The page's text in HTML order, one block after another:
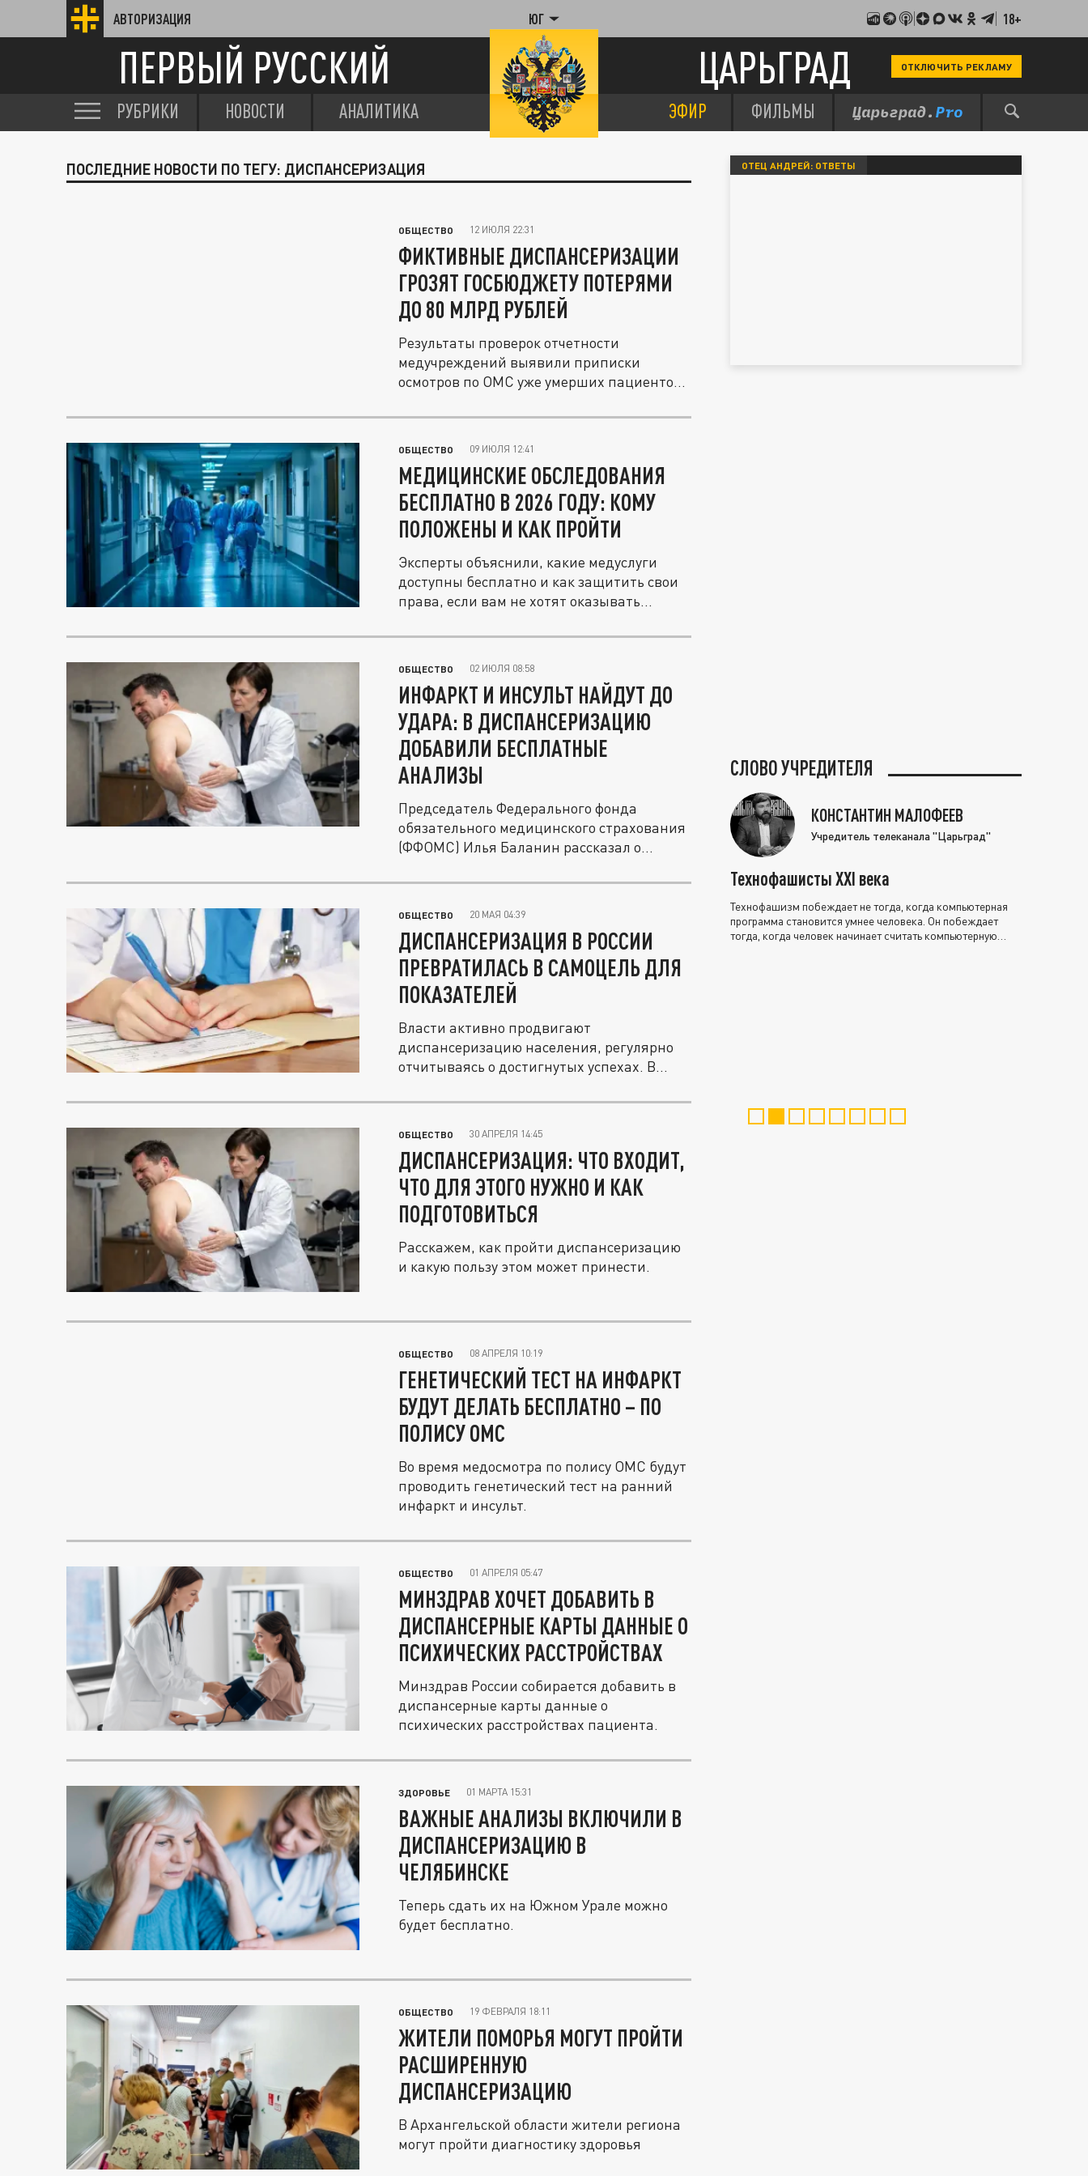
АВТОРИЗАЦИЯ ЮГ 18+
ПЕРВЫЙ РУССКИЙ ЦАРЬГРАД ОТКЛЮЧИТЬ РЕКЛАМУ
РУБРИКИ НОВОСТИ АНАЛИТИКА ЭФИР ФИЛЬМЫ
ПОСЛЕДНИЕ НОВОСТИ ПО ТЕГУ: ДИСПАНСЕРИЗАЦИЯ
ОБЩЕСТВО 12 ИЮЛЯ 22:31
ФИКТИВНЫЕ ДИСПАНСЕРИЗАЦИИ
ГРОЗЯТ ГОСБЮДЖЕТУ ПОТЕРЯМИ
ДО 80 МЛРД РУБЛЕЙ
Результаты проверок отчетности
медучреждений выявили приписки
осмотров по ОМС уже умерших пациентов
ОБЩЕСТВО 09 ИЮЛЯ 12:41
МЕДИЦИНСКИЕ ОБСЛЕДОВАНИЯ
БЕСПЛАТНО В 2026 ГОДУ: КОМУ
ПОЛОЖЕНЫ И КАК ПРОЙТИ
Эксперты объяснили, какие медуслуги
доступны бесплатно и как защитить свои
права, если вам не хотят оказывать...
ОБЩЕСТВО 02 ИЮЛЯ 08:58
ИНФАРКТ И ИНСУЛЬТ НАЙДУТ ДО
УДАРА: В ДИСПАНСЕРИЗАЦИЮ
ДОБАВИЛИ БЕСПЛАТНЫЕ
АНАЛИЗЫ
Председатель Федерального фонда
обязательного медицинского страхования
(ФФОМС) Илья Баланин рассказал о
ОБЩЕСТВО 20 МАЯ 04:39
ДИСПАНСЕРИЗАЦИЯ В РОССИИ
ПРЕВРАТИЛАСЬ В САМОЦЕЛЬ ДЛЯ
ПОКАЗАТЕЛЕЙ
Власти активно продвигают
диспансеризацию населения, регулярно
отчитываясь о достигнутых успехах. В
ОБЩЕСТВО 30 АПРЕЛЯ 14:45
ДИСПАНСЕРИЗАЦИЯ: ЧТО ВХОДИТ,
ЧТО ДЛЯ ЭТОГО НУЖНО И КАК
ПОДГОТОВИТЬСЯ
Расскажем, как пройти диспансеризацию
и какую пользу этом может принести.
ОБЩЕСТВО 08 АПРЕЛЯ 10:19
ГЕНЕТИЧЕСКИЙ ТЕСТ НА ИНФАРКТ
БУДУТ ДЕЛАТЬ БЕСПЛАТНО – ПО
ПОЛИСУ ОМС
Во время медосмотра по полису ОМС будут
проводить генетический тест на ранний
инфаркт и инсульт.
ОБЩЕСТВО 01 АПРЕЛЯ 05:47
МИНЗДРАВ ХОЧЕТ ДОБАВИТЬ В
ДИСПАНСЕРНЫЕ КАРТЫ ДАННЫЕ О
ПСИХИЧЕСКИХ РАССТРОЙСТВАХ
Минздрав России собирается добавить в
диспансерные карты данные о
психических расстройствах пациента.
ЗДОРОВЬЕ 01 МАРТА 15:31
ВАЖНЫЕ АНАЛИЗЫ ВКЛЮЧИЛИ В
ДИСПАНСЕРИЗАЦИЮ В
ЧЕЛЯБИНСКЕ
Теперь сдать их на Южном Урале можно
будет бесплатно.
ОБЩЕСТВО 19 ФЕВРАЛЯ 18:11
ЖИТЕЛИ ПОМОРЬЯ МОГУТ ПРОЙТИ
РАСШИРЕННУЮ
ДИСПАНСЕРИЗАЦИЮ
В Архангельской области жители региона
могут пройти диагностику здоровья
ОТЕЦ АНДРЕЙ: ОТВЕТЫ
СЛОВО УЧРЕДИТЕЛЯ
КОНСТАНТИН МАЛОФЕЕВ
Учредитель телеканала "Царьград"
Технофашисты XXI века
Технофашизм побеждает не тогда, когда компьютерная
программа становится умнее человека. Он побеждает
тогда, когда человек начинает считать компьютерную